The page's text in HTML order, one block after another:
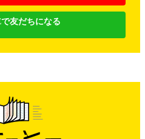
友だちになる